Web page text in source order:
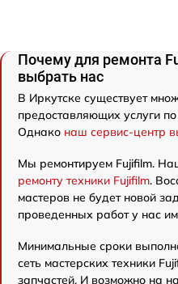
Почему для ремонта
выбрать нас
В Иркутске существует
предоставляющих услуги
Однако наш сервис-центр
Мы ремонтируем Fujifilm.
ремонту техники Fujifilm.
мастеров не будет новой
проведенных работ у нас
Минимальные сроки
сеть мастерских техники
запчастей. И возможно на